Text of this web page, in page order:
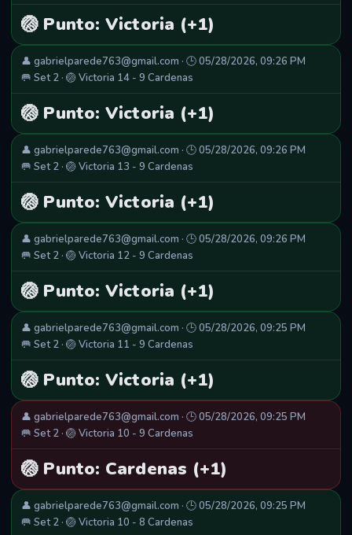
🏐 Punto: Victoria (+1)
👤 gabrielparede763@gmail.com · 🕒 05/28/2026, 09:26 PM
🥅 Set 2 · 🏐 Victoria 14 - 9 Cardenas
🏐 Punto: Victoria (+1)
👤 gabrielparede763@gmail.com · 🕒 05/28/2026, 09:26 PM
🥅 Set 2 · 🏐 Victoria 13 - 9 Cardenas
🏐 Punto: Victoria (+1)
👤 gabrielparede763@gmail.com · 🕒 05/28/2026, 09:26 PM
🥅 Set 2 · 🏐 Victoria 12 - 9 Cardenas
🏐 Punto: Victoria (+1)
👤 gabrielparede763@gmail.com · 🕒 05/28/2026, 09:25 PM
🥅 Set 2 · 🏐 Victoria 11 - 9 Cardenas
🏐 Punto: Victoria (+1)
👤 gabrielparede763@gmail.com · 🕒 05/28/2026, 09:25 PM
🥅 Set 2 · 🏐 Victoria 10 - 9 Cardenas
🏐 Punto: Cardenas (+1)
👤 gabrielparede763@gmail.com · 🕒 05/28/2026, 09:25 PM
🥅 Set 2 · 🏐 Victoria 10 - 8 Cardenas